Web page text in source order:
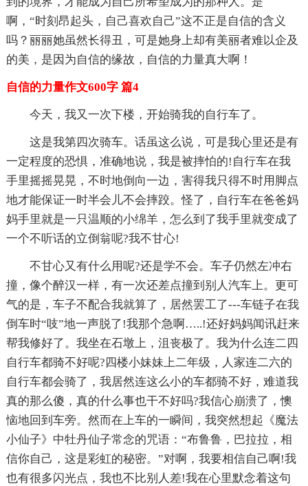
啊，“时刻昂起头，自己喜欢自己”这不正是自信的含义
吗？丽丽她虽然长得丑，可是她身上却有美丽者难以企及
的美，是因为自信的缘故，自信的力量真大啊！
自信的力量作文600字 篇4
今天，我又一次下楼，开始骑我的自行车了。
这是我第四次骑车。话虽这么说，可是我心里还是有
一定程度的恐惧，准确地说，我是被摔怕的!自行车在我
手里摇摇晃晃，不时地倒向一边，害得我只得不时用脚点
地才能保证一时半会儿不会摔跤。怪了，自行车在爸爸妈
妈手里就是一只温顺的小绵羊，怎么到了我手里就变成了
一个不听话的立倒翁呢?我不甘心!
不甘心又有什么用呢?还是学不会。车子仍然左冲右
撞，像个醉汉一样，有一次还差点撞到别人汽车上。更可
气的是，车子不配合我就算了，居然罢工了---车链子在我
倒车时“吱”地一声脱了!我那个急啊…..!还好妈妈闻讯赶来
帮我修好了。我坐在石墩上，沮丧极了。我为什么连二四
自行车都骑不好呢?四楼小妹妹上二年级，人家连二六的
自行车都会骑了，我居然连这么小的车都骑不好，难道我
真的那么傻，真的什么事也干不好吗?我信心崩溃了，懊
恼地回到车旁。然而在上车的一瞬间，我突然想起《魔法
小仙子》中牡丹仙子常念的咒语：“布鲁鲁，巴拉拉，相
信你自己，这是彩虹的秘密。”对啊，我要相信自己啊!我
也有很多闪光点，我也不比别人差!我在心里默念着这句